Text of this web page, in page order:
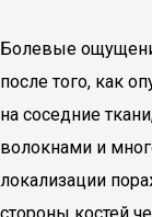
Болевые
после того, как
на соседние
волокнами и
локализации